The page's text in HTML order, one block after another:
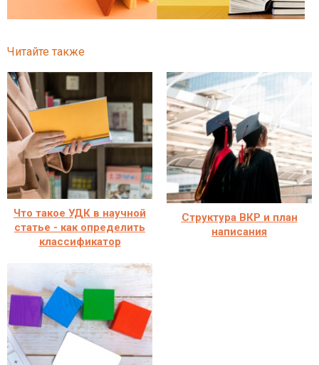
Читайте также
Что такое УДК в научной
статье - как определить
классификатор
Структура ВКР и план
написания